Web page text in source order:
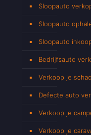
Sloopauto
Sloopauto
Sloopauto
Bedrijfsauto
Verkoop je
Defecte auto
Verkoop je
Verkoop je